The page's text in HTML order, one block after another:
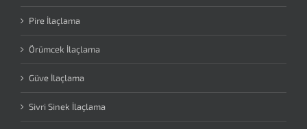
Pire İlaçlama
Örümcek İlaçlama
Güve İlaçlama
Sivri Sinek İlaçlama